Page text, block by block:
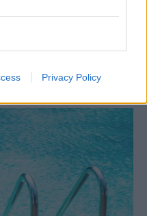
Privacy Policy
αστυνομικοί
2026